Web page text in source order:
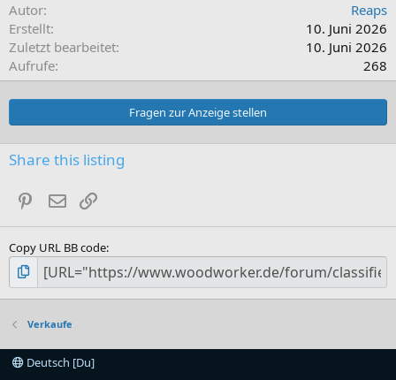
Autor
Reaps
Erstellt
10. Juni 2026
Zuletzt bearbeitet
10. Juni 2026
Aufrufe
268
Fragen zur Anzeige stellen
Share this listing
Pinterest
E-Mail
Copy URL BB code
Verkaufe
Deutsch [Du]